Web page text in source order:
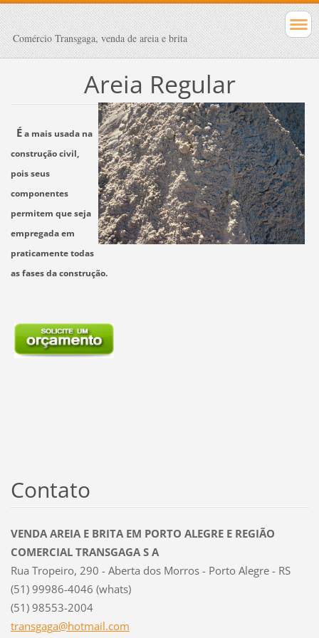
Comércio Transgaga, venda de areia e brita
Areia Regular
Éa mais usada na
construção civil,
pois seus
componentes
permitem que seja
empregada em
praticamente todas
as fases da construção.
Contato
VENDA AREIA E BRITA EM PORTO ALEGRE E REGIÃO
COMERCIAL TRANSGAGA S A
Rua Tropeiro, 290 - Aberta dos Morros - Porto Alegre - RS
(51) 99986-4046 (whats)
(51) 98553-2004
transgaga@hotmail.com